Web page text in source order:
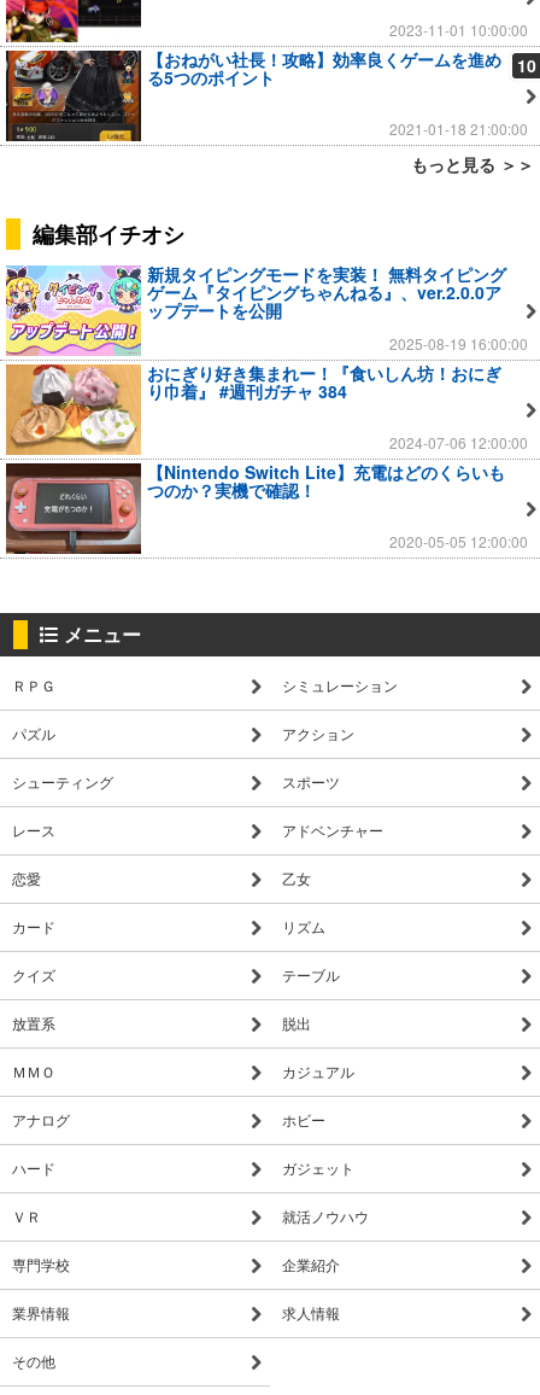
2023-11-01 10:00:00
10
【おねがい社長！攻略】効率良くゲームを進め
る5つのポイント
2021-01-18 21:00:00
もっと見る ＞＞
編集部イチオシ
新規タイピングモードを実装！ 無料タイピング
ゲーム『タイピングちゃんねる』、ver.2.0.0ア
ップデートを公開
2025-08-19 16:00:00
おにぎり好き集まれー！『食いしん坊！おにぎ
り巾着』 #週刊ガチャ 384
2024-07-06 12:00:00
【Nintendo Switch Lite】充電はどのくらいも
つのか？実機で確認！
2020-05-05 12:00:00
メニュー
ＲＰＧ シミュレーション
パズル アクション
シューティング スポーツ
レース アドベンチャー
恋愛 乙女
カード リズム
クイズ テーブル
放置系 脱出
ＭＭＯ カジュアル
アナログ ホビー
ハード ガジェット
ＶＲ 就活ノウハウ
専門学校 企業紹介
業界情報 求人情報
その他